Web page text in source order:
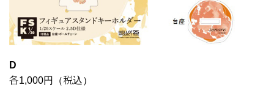
D
各1,000円（税込）